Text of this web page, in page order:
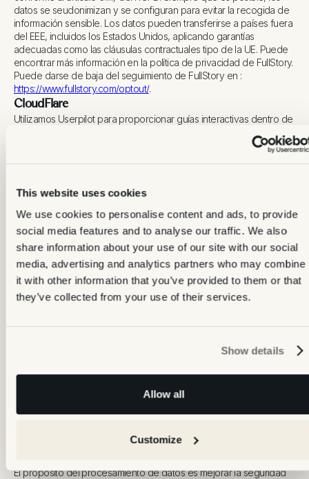
This website uses cookies
We use cookies to personalise content and ads, to provide
social media features and to analyse our traffic. We also
share information about your use of our site with our social
media, advertising and analytics partners who may combine
it with other information that you’ve provided to them or that
they’ve collected from your use of their services.
Show details
Allow all
Customize
datos se seudonimizan y se configuran para evitar la recogida de
información sensible. Los datos pueden transferirse a países fuera
del EEE, incluidos los Estados Unidos, aplicando garantías
adecuadas como las cláusulas contractuales tipo de la UE. Puede
encontrar más información en la política de privacidad de FullStory.
Puede darse de baja del seguimiento de FullStory en :
https://www.fullstory.com/optout/.
CloudFlare
Utilizamos Userpilot para proporcionar guías interactivas dentro de
experiencia con nuestro servicio. Para ello, Userpilot puede
exclusivamente para mejorar la usabilidad y personalizar tanto la
incorporación como el descubrimiento de nuevas funciones. La
base legal para este tratamiento es el artículo 6 (1) letra f) del
RGPD, ya que existe un interés legítimo en garantizar un uso
eficiente de nuestra web y en asistirle de la mejor manera posible.
En este contexto, sus datos pueden transferirse a servidores fuera
del Espacio Económico Europeo (EEE). Cuando corresponde,
utilizamos las cláusulas contractuales tipo de la UE para asegurar
un nivel adecuado de protección de los datos. Para más
La base legal para el uso de Cloudflare es nuestro interés legítimo,
proteger nuestro sitio web de ataques malintencionados. Los
visita, la información sobre la interacción con el sitio web, y
Cloudflare puede establecer cookies.
El propósito del procesamiento de datos es mejorar la seguridad